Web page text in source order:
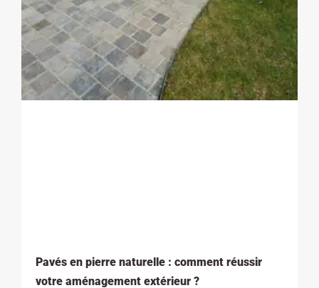
Pavés en pierre naturelle : comment réussir
votre aménagement extérieur ?